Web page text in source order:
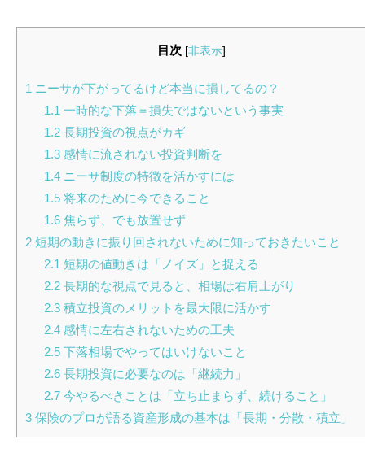
目次 [非表示]
1 ニーサが下がってるけど本当に損してるの？
1.1 一時的な下落＝損失ではないという事実
1.2長期投資の視点がカギ
1.3感情に流されない投資判断を
1.4ニーサ制度の特徴を活かすには
1.5将来のために今できること
1.6焦らず、でも放置せず
2 短期の動きに振り回されないために知っておきたいこと
2.1 短期の値動きは「ノイズ」と捉える
2.2長期的な視点で見ると、相場は右肩上がり
2.3積立投資のメリットを最大限に活かす
2.4感情に左右されないための工夫
2.5下落相場でやってはいけないこと
2.6長期投資に必要なのは「継続力」
2.7今やるべきことは「立ち止まらず、続けること」
3 保険のプロが語る資産形成の基本は「長期・分散・積立」